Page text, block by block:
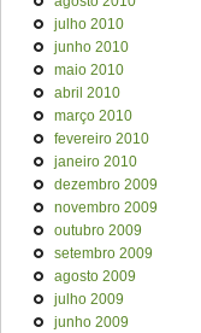
julho 2010
junho 2010
maio 2010
abril 2010
março 2010
fevereiro 2010
janeiro 2010
dezembro 2009
novembro 2009
outubro 2009
setembro 2009
agosto 2009
julho 2009
junho 2009